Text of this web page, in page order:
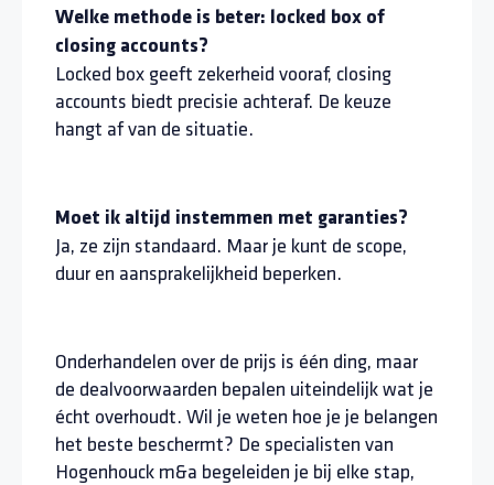
Welke methode is beter: locked box of
closing accounts?
Locked box geeft zekerheid vooraf, closing
accounts biedt precisie achteraf. De keuze
hangt af van de situatie.
Moet ik altijd instemmen met garanties?
Ja, ze zijn standaard. Maar je kunt de scope,
duur en aansprakelijkheid beperken.
Onderhandelen over de prijs is één ding, maar
de dealvoorwaarden bepalen uiteindelijk wat je
écht overhoudt. Wil je weten hoe je je belangen
het beste beschermt? De specialisten van
Hogenhouck m&a begeleiden je bij elke stap,